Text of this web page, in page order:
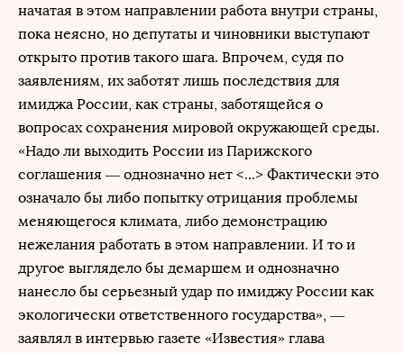
начатая в этом направлении работа внутри страны,
пока неясно, но депутаты и чиновники выступают
открыто против такого шага. Впрочем, судя по
заявлениям, их заботят лишь последствия для
имиджа России, как страны, заботящейся о
вопросах сохранения мировой окружающей среды.
«Надо ли выходить России из Парижского
соглашения — однозначно нет <...> Фактически это
означало бы либо попытку отрицания проблемы
меняющегося климата, либо демонстрацию
нежелания работать в этом направлении. И то и
другое выглядело бы демаршем и однозначно
нанесло бы серьезный удар по имиджу России как
экологически ответственного государства», —
заявлял в интервью газете «Известия» глава